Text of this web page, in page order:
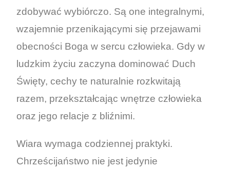
zdobywać wybiórczo. Są one integralnymi,
wzajemnie przenikającymi się przejawami
obecności Boga w sercu człowieka. Gdy w
ludzkim życiu zaczyna dominować Duch
Święty, cechy te naturalnie rozkwitają
razem, przekształcając wnętrze człowieka
oraz jego relacje z bliźnimi.
Wiara wymaga codziennej praktyki.
Chrześcijaństwo nie jest jedynie